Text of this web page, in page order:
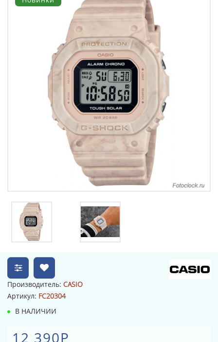
Производитель: CASIO
Артикул: FC20304
В НАЛИЧИИ
12 390Р